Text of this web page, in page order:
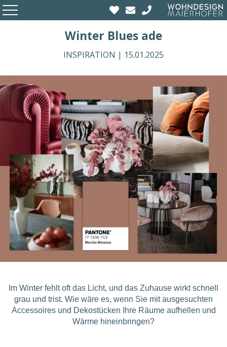
Winter Blues ade
INSPIRATION | 15.01.2025
Im Winter fehlt oft das Licht, und das Zuhause wirkt schnell
grau und trist. Wie wäre es, wenn Sie mit ausgesuchten
Accessoires und Dekostücken Ihre Räume aufhellen und
Wärme hineinbringen?